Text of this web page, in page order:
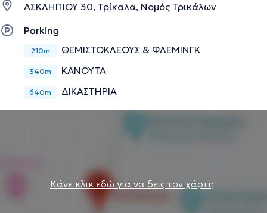
ΑΣΚΛΗΠΙΟΥ 30, Τρίκαλα, Νομός Τρικάλων
Parking
210m ΘΕΜΙΣΤΟΚΛΕΟΥΣ & ΦΛΕΜΙΝΓΚ
340m ΚΑΝΟΥΤΑ
640m ΔΙΚΑΣΤΗΡΙΑ
Κάνε κλικ εδώ για να δεις τον χάρτη